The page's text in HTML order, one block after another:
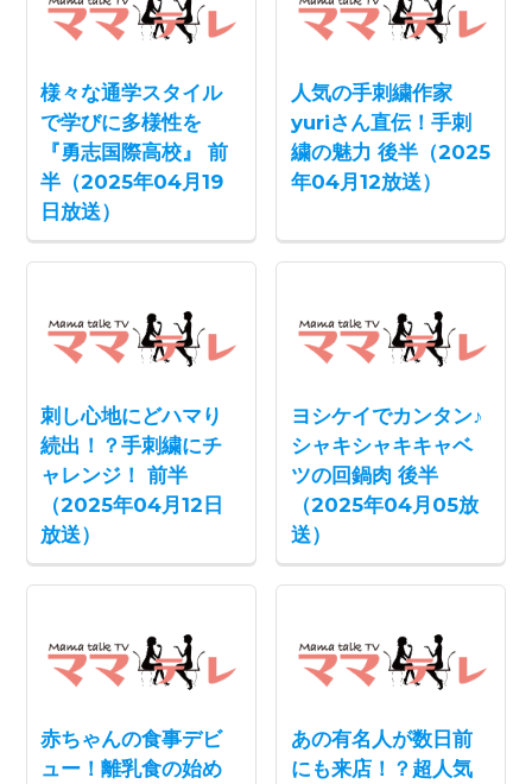
様々な通学スタイル
で学びに多様性を
『勇志国際高校』 前
半（2025年04月19
日放送）
人気の手刺繍作家
yuriさん直伝！手刺
繍の魅力 後半（2025
年04月12放送）
刺し心地にどハマり
続出！？手刺繍にチ
ャレンジ！ 前半
（2025年04月12日
放送）
ヨシケイでカンタン♪
シャキシャキキャベ
ツの回鍋肉 後半
（2025年04月05放
送）
赤ちゃんの食事デビ
ュー！離乳食の始め
あの有名人が数日前
にも来店！？超人気